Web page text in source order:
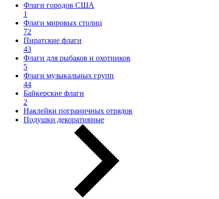
Флаги городов США
1
Флаги мировых столиц
72
Пиратские флаги
43
Флаги для рыбаков и охотников
5
Флаги музыкальных групп
44
Байкерские флаги
2
Наклейки пограничных отрядов
Подушки декоративные